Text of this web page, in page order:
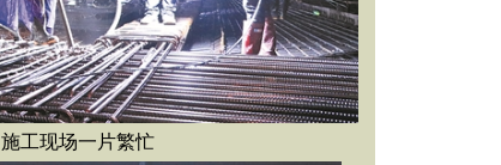
施工现场一片繁忙